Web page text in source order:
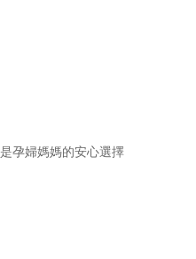
孕婦媽媽的安心選擇